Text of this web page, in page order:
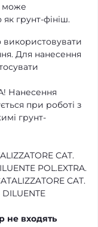
може
грунт-фініш.
Для нанесення
Нанесення
при роботі з
грунт-
CAT.
POL.EXTRA.
CAT.
не входять